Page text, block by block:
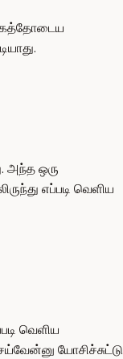
அந்த ஒரு
எப்படி வெளிய
வெளிய
யோசிச்சுட்டு